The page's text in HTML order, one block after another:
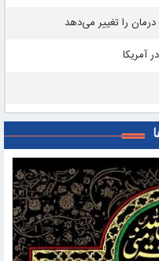
را تغییر می‌دهد
آمریکا